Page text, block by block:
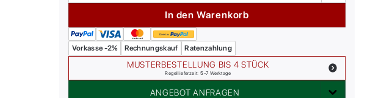
In den Warenkorb
Vorkasse -2% Rechnungskauf Ratenzahlung
MUSTERBESTELLUNG BIS 4 STÜCK
Regellieferzeit: 5-7 Werktage
ANGEBOT ANFRAGEN